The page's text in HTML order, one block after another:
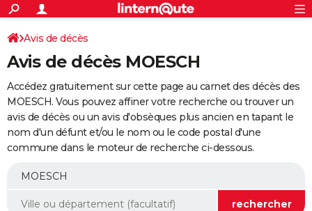
ACTUALITÉS
Politique
Société
Faits Divers
Education
Monde
Villes
+
SPORT
Coupe du monde 2026
Football
Tennis
Cyclisme
Rugby
Forum
Programme TV
TNT
Streaming
Cinéma
Sorties cinéma
Musique
+
FINANCE
Retraite
Epargne
Immobilier
Risques naturels par ville
Banque
Assurance
AUTO
Essais
Réserver un essai
Citadines
Berlines
SUV
Forum auto
+
Mobiles
Meilleur smartphone
Internet
Ordinateurs
Jeux vidéo
Guide high-tech
Avis de décès
Avis de décès MOESCH
Accédez gratuitement sur cette page au carnet des décès des
MOESCH. Vous pouvez affiner votre recherche ou trouver un
avis de décès ou un avis d'obsèques plus ancien en tapant le
nom d'un défunt et/ou le nom ou le code postal d'une
commune dans le moteur de recherche ci-dessous.